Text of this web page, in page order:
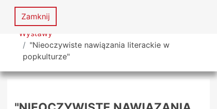
Zamknij
MENU
Tutaj jesteś
Wystawy
"Nieoczywiste nawiązania literackie w
popkulturze"